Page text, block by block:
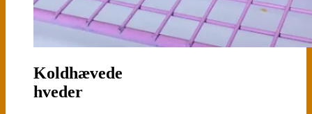
Koldhævede
hveder